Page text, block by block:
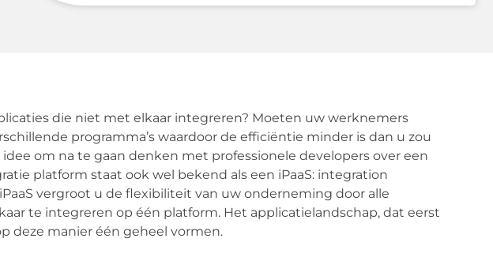
die niet met elkaar integreren? Moeten uw werknemers
programma’s waardoor de efficiëntie minder is dan u zou
om na te gaan denken met professionele developers over een
platform staat ook wel bekend als een iPaaS: integration
vergroot u de flexibiliteit van uw onderneming door alle
te integreren op één platform. Het applicatielandschap, dat eerst
deze manier één geheel vormen.